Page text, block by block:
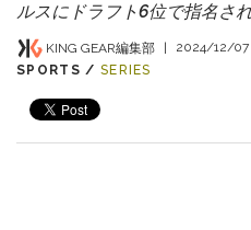
ルスにドラフト6位で指名
KING GEAR編集部 |
2024/12/07
SPORTS / SERIES